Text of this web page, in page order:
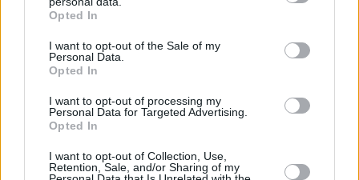
grant or deny consent to Google and its third-party tags to
use your data for below specified purposes in below Google
consent section.
Opted In
I want to opt-out of the Sale of my
Personal Data.
Opted In
I want to opt-out of processing my
Personal Data for Targeted Advertising.
Opted In
I want to opt-out of Collection, Use,
Retention, Sale, and/or Sharing of my
Νεκρός σε πισίνα 24χρονος που κατηγορήθηκε ότι
εξαπάτησε πρώην αστέρες του NFL
Συναγερμός στη Σαουδική Αραβία μετά από
πληροφορίες για επικείμενες επιθέσεις από ιρακινές
οργανώσεις και Χούθι
07.08.2026, 01:21
Ο Ρόμπι Γουίλιαμς έφυγε, αλλά το γιγαντιαίο ρομπότ
του έμεινε και «τρομάζει» τους γείτονες
07.08.2026, 00:57
07.08.2026, 00:30